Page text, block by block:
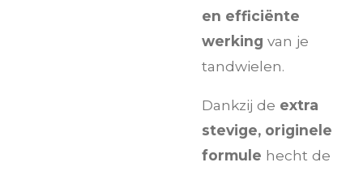
en efficiënte
werking van je
tandwielen.
Dankzij de extra
stevige, originele
formule hecht de